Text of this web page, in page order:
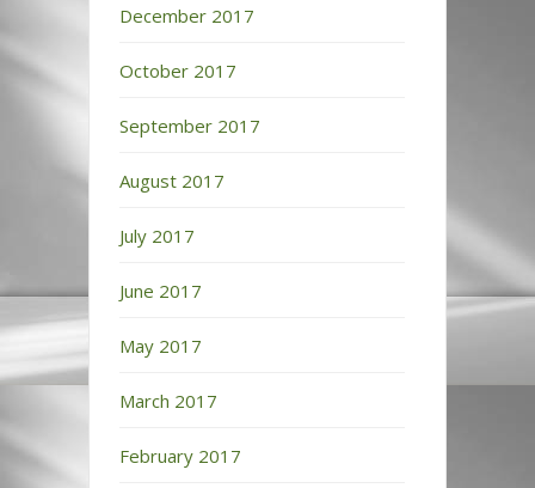
December 2017
October 2017
September 2017
August 2017
July 2017
June 2017
May 2017
March 2017
February 2017